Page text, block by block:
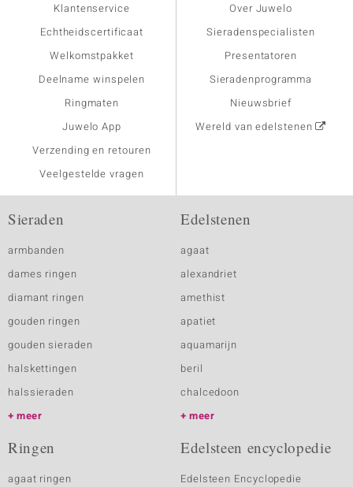
Klantenservice
Echtheidscertificaat
Welkomstpakket
Deelname winspelen
Ringmaten
Juwelo App
Verzending en retouren
Veelgestelde vragen
Over Juwelo
Sieradenspecialisten
Presentatoren
Sieradenprogramma
Nieuwsbrief
Wereld van edelstenen
Sieraden
armbanden
dames ringen
diamant ringen
gouden ringen
gouden sieraden
halskettingen
halssieraden
meer
Edelstenen
agaat
alexandriet
amethist
apatiet
aquamarijn
beril
chalcedoon
meer
Ringen
agaat ringen
Edelsteen encyclopedie
Edelsteen Encyclopedie